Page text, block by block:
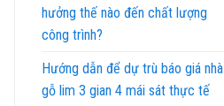
hưởng thế nào đến chất lượng
công trình?
Hướng dẫn để dự trù báo giá nhà
gỗ lim 3 gian 4 mái sát thực tế